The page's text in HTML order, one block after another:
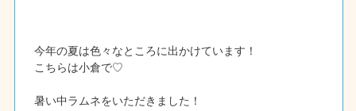
今年の夏は色々なところに出かけています！
こちらは小倉で♡
暑い中ラムネをいただきました！